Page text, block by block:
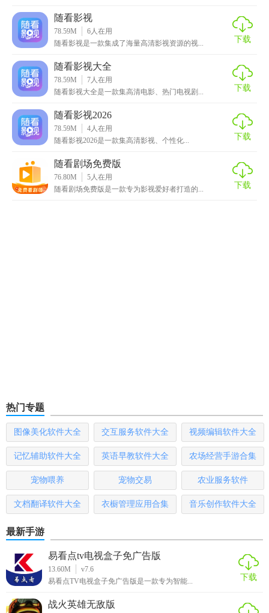
随看影视
78.59M 6人在用
随看影视是一款集成了海量高清影视资源的视...
下载
随看影视大全
78.59M 7人在用
随看影视大全是一款集高清电影、热门电视剧...
下载
随看影视2026
78.59M 4人在用
随看影视2026是一款集高清影视、个性化...
下载
随看剧场免费版
76.80M 5人在用
随看剧场免费版是一款专为影视爱好者打造的...
下载
热门专题
图像美化软件大全 交互服务软件大全 视频编辑软件大全
记忆辅助软件大全 英语早教软件大全 农场经营手游合集
宠物喂养 宠物交易 农业服务软件
文档翻译软件大全 衣橱管理应用合集 音乐创作软件大全
最新手游
易看点tv电视盒子免广告版
13.60M
v7.6
易看点TV电视盒子免广告版是一款专为智能...
下载
战火英雄无敌版